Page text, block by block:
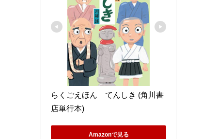
らくごえほん　てんしき (角川書
店単行本)
Amazonで見る